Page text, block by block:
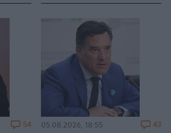
54 05.08.2026, 18:55 43